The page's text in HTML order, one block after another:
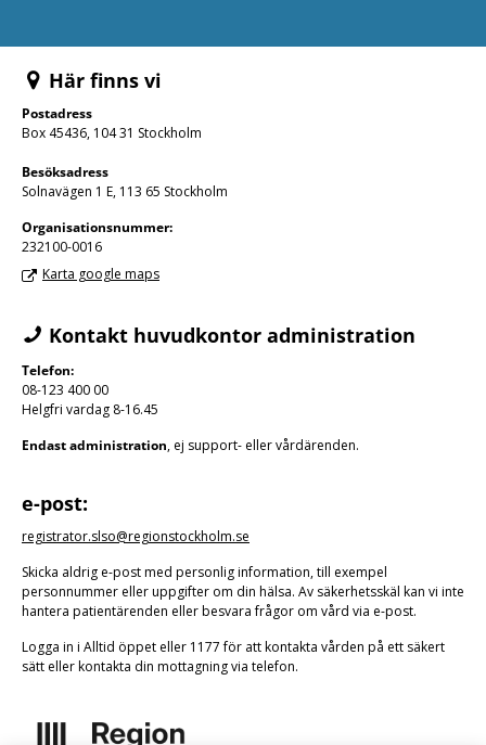
Här finns vi
Postadress
Box 45436, 104 31 Stockholm
Besöksadress
Solnavägen 1 E, 113 65 Stockholm
Organisations­nummer:
232100-0016
Karta google maps
Kontakt huvudkontor administration
Telefon:
08-123 400 00
Helgfri vardag 8-16.45
Endast administration, ej support- eller vårdärenden.
e-post:
registrator.slso@regionstockholm.se
Skicka aldrig e-post med personlig information, till exempel
personnummer eller uppgifter om din hälsa. Av säkerhetsskäl kan vi inte
hantera patientärenden eller besvara frågor om vård via e-post.
Logga in i Alltid öppet eller 1177 för att kontakta vården på ett säkert
sätt eller kontakta din mottagning via telefon.